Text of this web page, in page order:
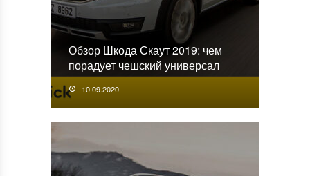
Обзор Шкода Скаут 2019: чем
порадует чешский универсал
10.09.2020